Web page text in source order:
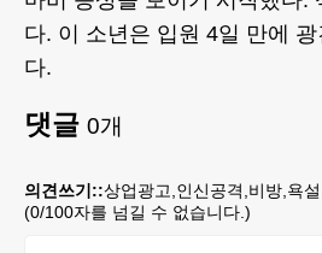
다. 이 소년은 입원 4일 만에
다.
댓글 0개
의견쓰기::상업광고,인신공격,비방,욕
(0/100자를 넘길 수 없습니다.)